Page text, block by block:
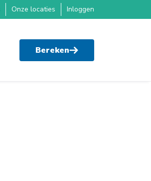
Onze locaties Inloggen
Bereken